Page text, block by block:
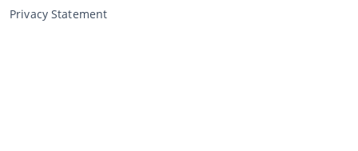
Privacy Statement